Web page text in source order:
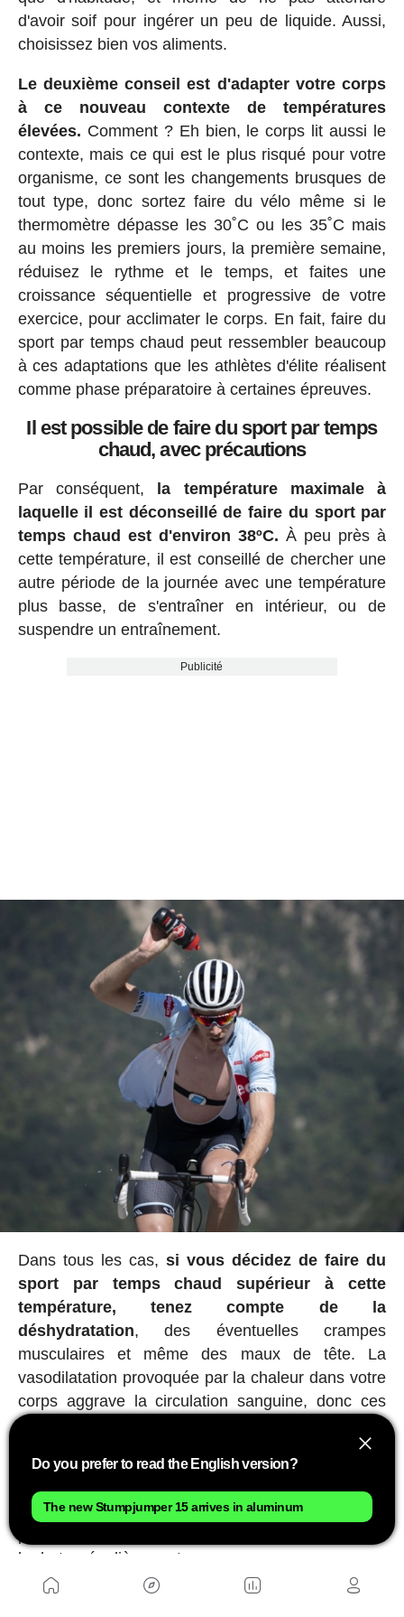
d'avoir soif pour ingérer un peu de liquide. Aussi,
choisissez bien vos aliments.
Le deuxième conseil est d'adapter votre corps
à ce nouveau contexte de températures
élevées. Comment ? Eh bien, le corps lit aussi le
contexte, mais ce qui est le plus risqué pour votre
organisme, ce sont les changements brusques de
tout type, donc sortez faire du vélo même si le
thermomètre dépasse les 30˚C ou les 35˚C mais
au moins les premiers jours, la première semaine,
réduisez le rythme et le temps, et faites une
croissance séquentielle et progressive de votre
exercice, pour acclimater le corps. En fait, faire du
sport par temps chaud peut ressembler beaucoup
à ces adaptations que les athlètes d'élite réalisent
comme phase préparatoire à certaines épreuves.
Il est possible de faire du sport par temps
chaud, avec précautions
Par conséquent,
la température maximale à
laquelle il est déconseillé de faire du sport par
temps chaud est d'environ 38ºC. À peu près à
cette température, il est conseillé de chercher une
autre période de la journée avec une température
plus basse, de s'entraîner en intérieur, ou de
suspendre un entraînement.
Publicité
Dans tous les cas, si vous décidez de faire du
sport par temps chaud supérieur à cette
température, tenez compte de la
déshydratation, des éventuelles crampes
musculaires et même des maux de tête. La
vasodilatation provoquée par la chaleur dans votre
corps aggrave la circulation sanguine, donc ces
problèmes peuvent apparaître plus facilement.
En résumé, à plus de 35ºC, faire du sport par
temps chaud est possible si vous ne faites pas
partie d'un groupe à risque et si vous prenez les
hydrater régulièrement.
Do you prefer to read the English version?
The new Stumpjumper 15 arrives in aluminum